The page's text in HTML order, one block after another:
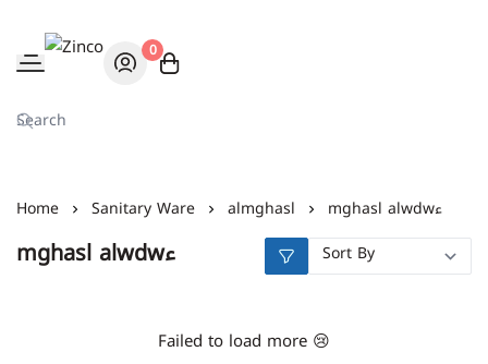
Zinco
0
Home Sanitary Ware almghasl mghasl alwdwء
mghasl alwdwء
Failed to load more 😢